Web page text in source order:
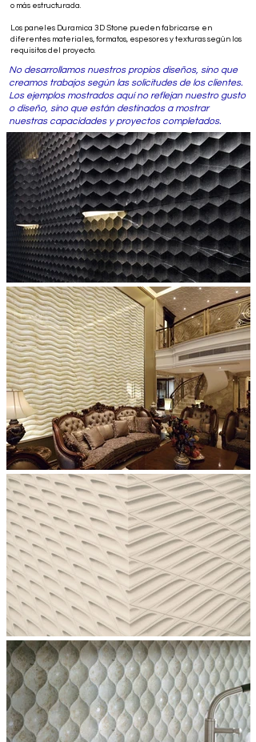
o más estructurada.
Los paneles Duramica 3D Stone pueden fabricarse en
diferentes materiales, formatos, espesores y texturas según los
requisitos del proyecto.
No desarrollamos nuestros propios diseños, sino que
creamos trabajos según las solicitudes de los clientes.
Los ejemplos mostrados aquí no reflejan nuestro gusto
o diseño, sino que están destinados a mostrar
nuestras capacidades y proyectos completados.